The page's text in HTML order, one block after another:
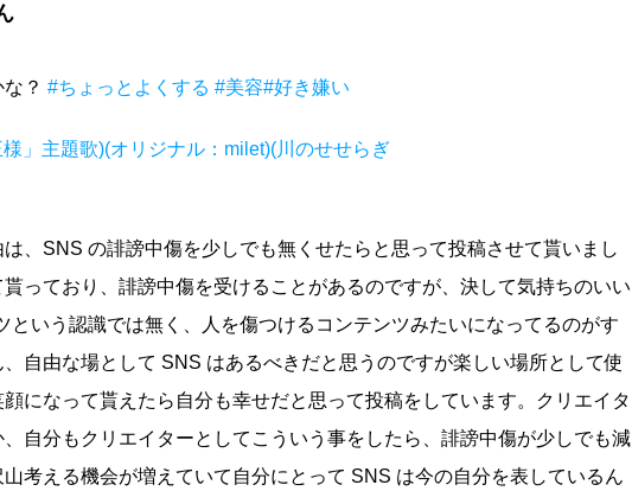
？ #ちょっとよくする #美容#好き嫌い
」主題歌)(オリジナル：milet)(川のせせらぎ
、SNS の誹謗中傷を少しでも無くせたらと思って投稿させて貰いまし
っており、誹謗中傷を受けることがあるのですが、決して気持ちのいい
という認識では無く、人を傷つけるコンテンツみたいになってるのがす
自由な場として SNS はあるべきだと思うのですが楽しい場所として使
になって貰えたら自分も幸せだと思って投稿をしています。クリエイタ
自分もクリエイターとしてこういう事をしたら、誹謗中傷が少しでも減
考える機会が増えていて自分にとって SNS は今の自分を表しているん